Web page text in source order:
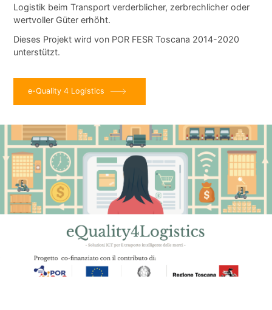
Logistik beim Transport verderblicher, zerbrechlicher oder
wertvoller Güter erhöht.
Dieses Projekt wird von POR FESR Toscana 2014-2020
unterstützt.
e-Quality 4 Logistics